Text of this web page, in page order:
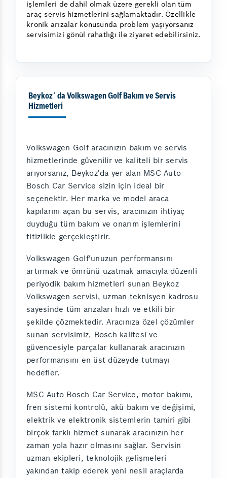
işlemleri de dahil olmak üzere gerekli olan tüm
araç servis hizmetlerini sağlamaktadır. Özellikle
kronik arızalar konusunda problem yaşıyorsanız
servisimizi gönül rahatlığı ile ziyaret edebilirsiniz.
Beykoz´ da Volkswagen Golf Bakım ve Servis
Hizmetleri
Volkswagen Golf aracınızın bakım ve servis
hizmetlerinde güvenilir ve kaliteli bir servis
arıyorsanız, Beykoz'da yer alan MSC Auto
Bosch Car Service sizin için ideal bir
seçenektir. Her marka ve model araca
kapılarını açan bu servis, aracınızın ihtiyaç
duyduğu tüm bakım ve onarım işlemlerini
titizlikle gerçekleştirir.
Volkswagen Golf'unuzun performansını
artırmak ve ömrünü uzatmak amacıyla düzenli
periyodik bakım hizmetleri sunan Beykoz
Volkswagen servisi, uzman teknisyen kadrosu
sayesinde tüm arızaları hızlı ve etkili bir
şekilde çözmektedir. Aracınıza özel çözümler
sunan servisimiz, Bosch kalitesi ve
güvencesiyle parçalar kullanarak aracınızın
performansını en üst düzeyde tutmayı
hedefler.
MSC Auto Bosch Car Service, motor bakımı,
fren sistemi kontrolü, akü bakım ve değişimi,
elektrik ve elektronik sistemlerin tamiri gibi
birçok farklı hizmet sunarak aracınızın her
zaman yola hazır olmasını sağlar. Servisin
uzman ekipleri, teknolojik gelişmeleri
yakından takip ederek yeni nesil araçlarda